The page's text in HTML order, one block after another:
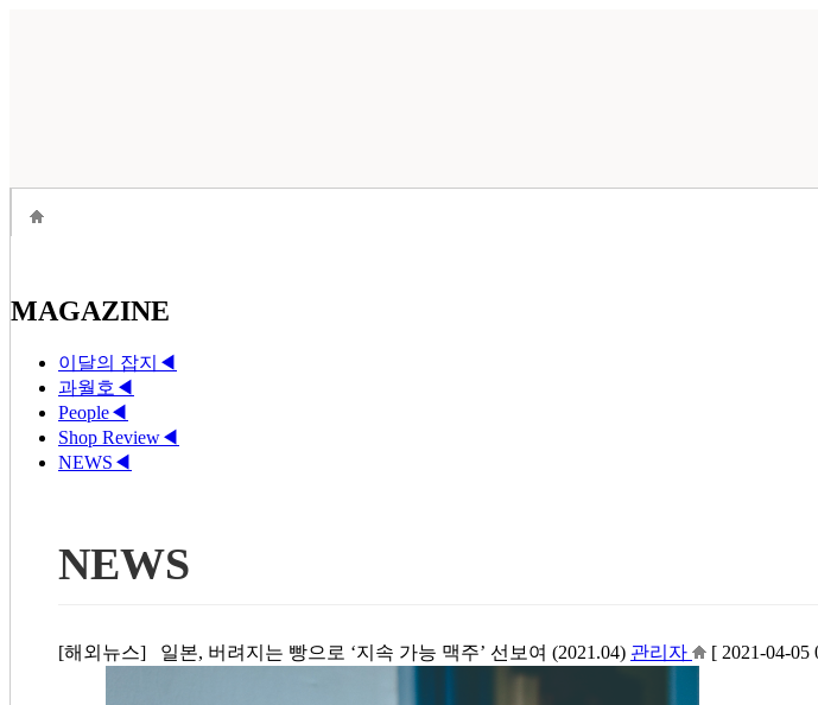
MAGAZINE
이달의 잡지 ◀
과월호 ◀
People◀
Shop Review◀
NEWS ◀
NEWS
[해외뉴스] 일본, 버려지는 빵으로 ‘지속 가능 맥주’ 선보여 (2021.04) 관리자 [ 2021-04-05